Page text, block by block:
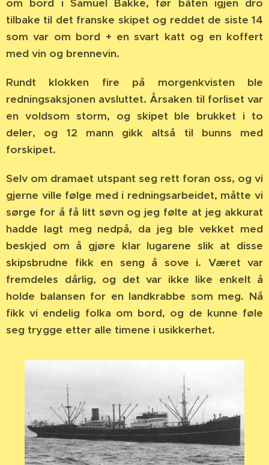
om bord i Samuel Bakke, før båten igjen dro
tilbake til det franske skipet og reddet de siste 14
som var om bord + en svart katt og en koffert
med vin og brennevin.
Rundt klokken fire på morgenkvisten ble
redningsaksjonen avsluttet. Årsaken til forliset var
en voldsom storm, og skipet ble brukket i to
deler, og 12 mann gikk altså til bunns med
forskipet.
Selv om dramaet utspant seg rett foran oss, og vi
gjerne ville følge med i redningsarbeidet, måtte vi
sørge for å få litt søvn og jeg følte at jeg akkurat
hadde lagt meg nedpå, da jeg ble vekket med
beskjed om å gjøre klar lugarene slik at disse
skipsbrudne fikk en seng å sove i. Været var
fremdeles dårlig, og det var ikke like enkelt å
holde balansen for en landkrabbe som meg. Nå
fikk vi endelig folka om bord, og de kunne føle
seg trygge etter alle timene i usikkerhet.